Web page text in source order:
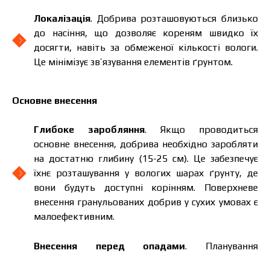
Локалізація. Добрива розташовуються близько
до насіння, що дозволяє кореням швидко їх
досягти, навіть за обмеженої кількості вологи.
Це мінімізує зв’язування елементів ґрунтом.
Основне внесення
Глибоке заробляння. Якщо проводиться
основне внесення, добрива необхідно заробляти
на достатню глибину (15-25 см). Це забезпечує
їхнє розташування у вологих шарах ґрунту, де
вони будуть доступні корінням. Поверхневе
внесення гранульованих добрив у сухих умовах є
малоефективним.
Внесення перед опадами. Планування